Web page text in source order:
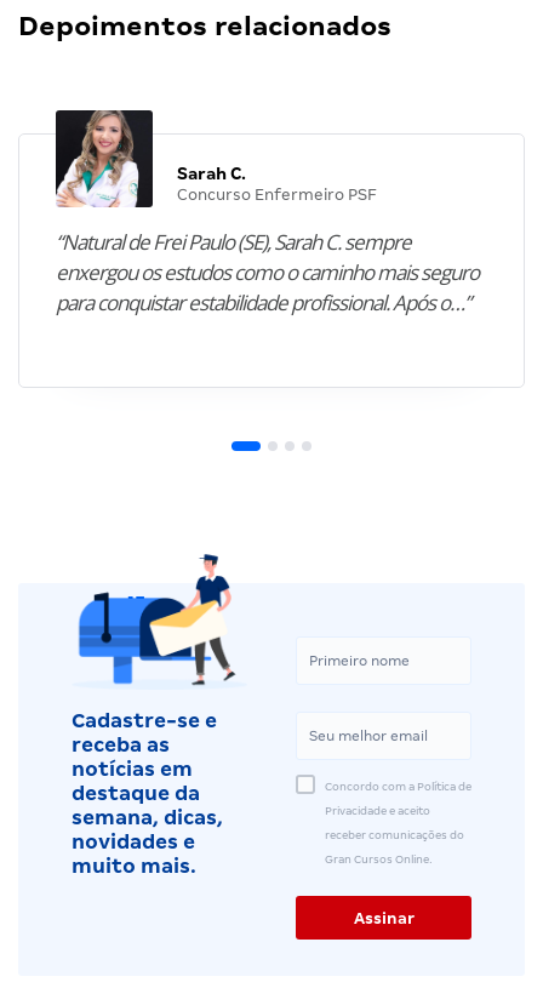
Depoimentos relacionados
Sarah C.
Concurso Enfermeiro PSF
“Natural de Frei Paulo (SE), Sarah C. sempre
enxergou os estudos como o caminho mais seguro
para conquistar estabilidade profissional. Após o…”
Cadastre-se e
receba as
notícias em
destaque da
semana, dicas,
novidades e
muito mais.
Concordo com a Política de
Privacidade e aceito
receber comunicações do
Gran Cursos Online.